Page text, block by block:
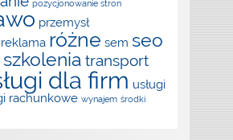
pozycjonowanie stron
przemysł
reklama różne sem seo
szkolenia transport
dla firm usługi
rachunkowe wynajem środki